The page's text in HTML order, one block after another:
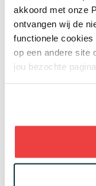
akkoord met onze
ontvangen wij de
functionele
op een andere site
jou bezochte
04 aug
Donald
baan: 'Ik
Overig
04 aug
Wie
zoek naar